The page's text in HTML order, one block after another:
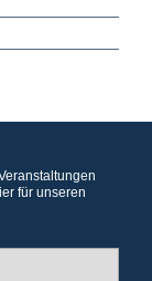
für unseren